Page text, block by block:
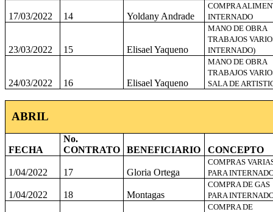
17/03/2022 14 Yoldany Andrade
COMPRA
INTERNADO
23/03/2022 15 Elisael Yaqueno
MANO DE OBRA
TRABAJOS
INTERNADO)
24/03/2022 16 Elisael Yaqueno
MANO DE OBRA
TRABAJOS
SALA DE
ABRIL
FECHA
No.
CONTRATO
BENEFICIARIO CONCEPTO
1/04/2022 17 Gloria Ortega
COMPRAS
PARA
1/04/2022 18 Montagas
COMPRA DE GAS
PARA
COMPRA DE